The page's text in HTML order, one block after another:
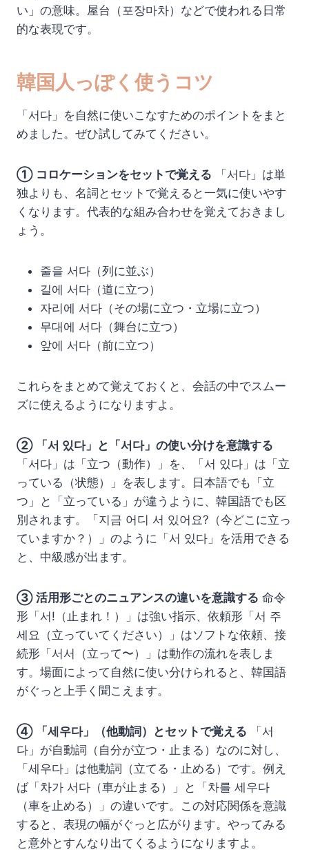
い」の意味。屋台（포장마차）などで使われる日常
的な表現です。
韓国人っぽく使うコツ
「서다」を自然に使いこなすためのポイントをまと
めました。ぜひ試してみてください。
① コロケーションをセットで覚える 「서다」は単
独よりも、名詞とセットで覚えると一気に使いやす
くなります。代表的な組み合わせを覚えておきまし
ょう。
줄을 서다（列に並ぶ）
길에 서다（道に立つ）
자리에 서다（その場に立つ・立場に立つ）
무대에 서다（舞台に立つ）
앞에 서다（前に立つ）
これらをまとめて覚えておくと、会話の中でスムー
ズに使えるようになりますよ。
② 「서 있다」と「서다」の使い分けを意識する
「서다」は「立つ（動作）」を、「서 있다」は「立
っている（状態）」を表します。日本語でも「立
つ」と「立っている」が違うように、韓国語でも区
別されます。「지금 어디 서 있어요?（今どこに立っ
ていますか？）」のように「서 있다」を活用できる
と、中級感が出ます。
③ 活用形ごとのニュアンスの違いを意識する 命令
形「서!（止まれ！）」は強い指示、依頼形「서 주
세요（立っていてください）」はソフトな依頼、接
続形「서서（立って〜）」は動作の流れを表しま
す。場面によって自然に使い分けられると、韓国語
がぐっと上手く聞こえます。
④ 「세우다」（他動詞）とセットで覚える 「서
다」が自動詞（自分が立つ・止まる）なのに対し、
「세우다」は他動詞（立てる・止める）です。例え
ば「차가 서다（車が止まる）」と「차를 세우다
（車を止める）」の違いです。この対応関係を意識
すると、表現の幅がぐっと広がります。やってみる
と意外とすんなり出てくるようになりますよ。